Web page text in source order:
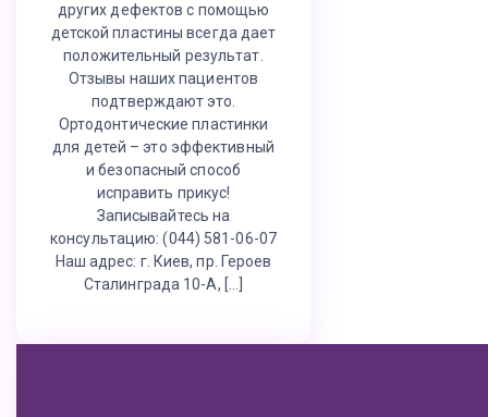
других дефектов с помощью
детской пластины всегда дает
положительный результат.
Отзывы наших пациентов
подтверждают это.
Ортодонтические пластинки
для детей – это эффективный
и безопасный способ
исправить прикус!
Записывайтесь на
консультацию: (044) 581-06-07
Наш адрес: г. Киев, пр. Героев
Сталинграда 10-А, […]